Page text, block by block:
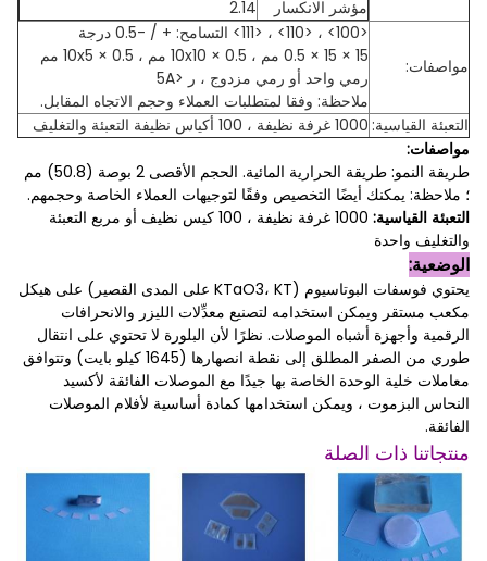
مؤشر الانكسار 2.14
مواصفات:
<100> ، <110> ، <111> التسامح: + / -0.5 درجة
15 × 15 × 0.5 مم ، 10x10 × 0.5 مم ، 10x5 × 0.5 مم
رمي واحد أو رمي مزدوج ، ر <5A
ملاحظة: وفقا لمتطلبات العملاء وحجم الاتجاه المقابل.
التعبئة القياسية: 1000 غرفة نظيفة ، 100 أكياس نظيفة التعبئة والتغليف
مواصفات:
طريقة النمو: طريقة الحرارية المائية.
الحجم الأقصى 2 بوصة (50.8) مم
؛ ملاحظة: يمكنك أيضًا التخصيص وفقًا لتوجيهات العملاء الخاصة وحجمهم.
التعبئة القياسية:
1000 غرفة نظيفة ، 100 كيس نظيف أو مربع التعبئة
والتغليف واحدة
الوضعية:
يحتوي فوسفات البوتاسيوم (KTaO3، KT على المدى القصير) على هيكل
مكعب مستقر ويمكن استخدامه لتصنيع معدِّلات الليزر والانحرافات
الرقمية وأجهزة أشباه الموصلات. نظرًا لأن البلورة لا تحتوي على انتقال
طوري من الصفر المطلق إلى نقطة انصهارها (1645 كيلو بايت) وتتوافق
معاملات خلية الوحدة الخاصة بها جيدًا مع الموصلات الفائقة لأكسيد
النحاس البزموت ، ويمكن استخدامها كمادة أساسية لأفلام الموصلات
الفائقة.
منتجاتنا ذات الصلة